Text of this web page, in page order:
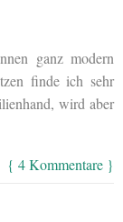
ganz modern
finde ich sehr
wird aber
{ 4 Kommentare }